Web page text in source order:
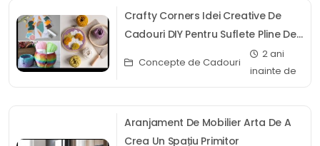
Crafty Corners Idei Creative De
Cadouri DIY Pentru Suflete Pline De
Concepte de Cadouri
2 ani
inainte de
Aranjament De Mobilier Arta De A
Crea Un Spațiu Primitor